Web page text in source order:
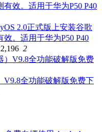
2.0正式版上安装谷歌
。适用于华为P50 P40
2
V9.8全功能破解版免费下